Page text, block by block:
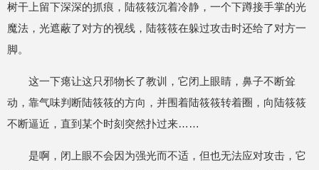
树干上留下深深的抓痕，陆筱筱沉着冷静，一个下蹲接手掌的光
魔法，光遮蔽了对方的视线，陆筱筱在躲过攻击时还给了对方一
脚。
这一下瘪让这只邪物长了教训，它闭上眼睛，鼻子不断耸
动，靠气味判断陆筱筱的方向，并围着陆筱筱转着圈，向陆筱筱
不断逼近，直到某个时刻突然扑过来……
是啊，闭上眼不会因为强光而不适，但也无法应对攻击，它